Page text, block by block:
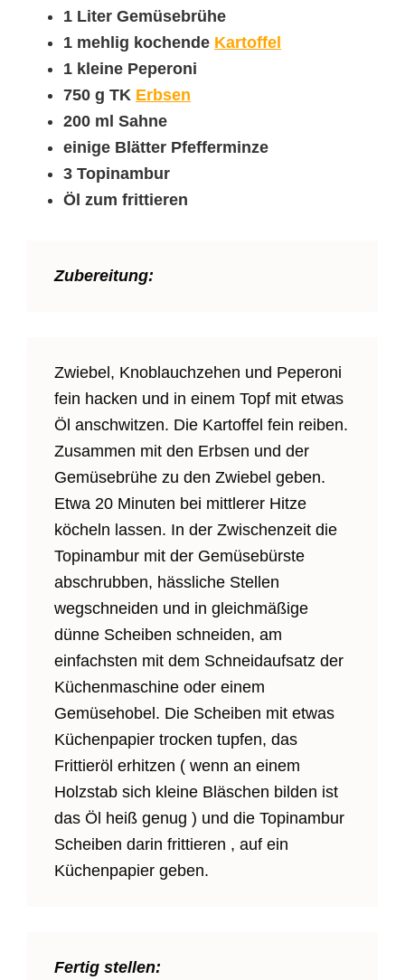
1 Liter Gemüsebrühe
1 mehlig kochende Kartoffel
1 kleine Peperoni
750 g TK Erbsen
200 ml Sahne
einige Blätter Pfefferminze
3 Topinambur
Öl zum frittieren
Zubereitung:
Zwiebel, Knoblauchzehen und Peperoni
fein hacken und in einem Topf mit etwas
Öl anschwitzen. Die Kartoffel fein reiben.
Zusammen mit den Erbsen und der
Gemüsebrühe zu den Zwiebel geben.
Etwa 20 Minuten bei mittlerer Hitze
köcheln lassen. In der Zwischenzeit die
Topinambur mit der Gemüsebürste
abschrubben, hässliche Stellen
wegschneiden und in gleichmäßige
dünne Scheiben schneiden, am
einfachsten mit dem Schneidaufsatz der
Küchenmaschine oder einem
Gemüsehobel. Die Scheiben mit etwas
Küchenpapier trocken tupfen, das
Frittieröl erhitzen ( wenn an einem
Holzstab sich kleine Bläschen bilden ist
das Öl heiß genug ) und die Topinambur
Scheiben darin frittieren , auf ein
Küchenpapier geben.
Fertig stellen: